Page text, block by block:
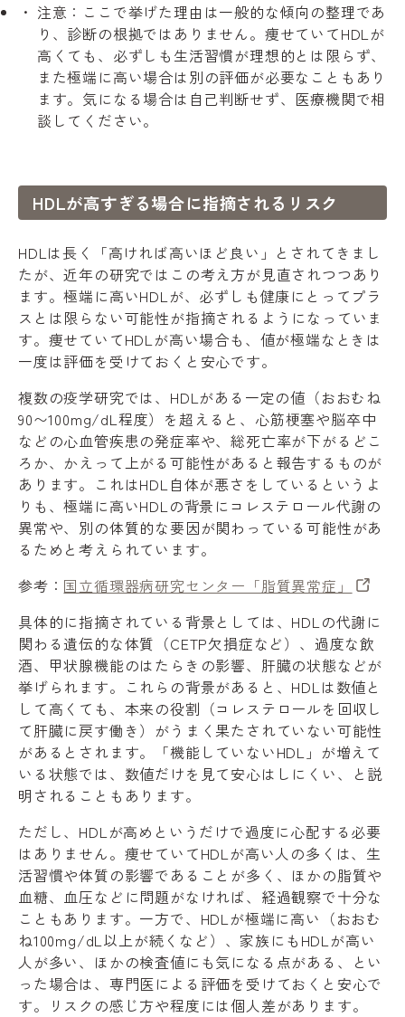
注意：ここで挙げた理由は一般的な傾向の整理であ
り、診断の根拠ではありません。痩せていてHDLが
高くても、必ずしも生活習慣が理想的とは限らず、
また極端に高い場合は別の評価が必要なこともあり
ます。気になる場合は自己判断せず、医療機関で相
談してください。
HDLが高すぎる場合に指摘されるリスク
HDLは長く「高ければ高いほど良い」とされてきまし
たが、近年の研究ではこの考え方が見直されつつあり
ます。極端に高いHDLが、必ずしも健康にとってプラ
スとは限らない可能性が指摘されるようになっていま
す。痩せていてHDLが高い場合も、値が極端なときは
一度は評価を受けておくと安心です。
複数の疫学研究では、HDLがある一定の値（おおむね
90〜100mg/dL程度）を超えると、心筋梗塞や脳卒中
などの心血管疾患の発症率や、総死亡率が下がるどこ
ろか、かえって上がる可能性があると報告するものが
あります。これはHDL自体が悪さをしているというよ
りも、極端に高いHDLの背景にコレステロール代謝の
異常や、別の体質的な要因が関わっている可能性があ
るためと考えられています。
参考： 国立循環器病研究センター「脂質異常症」
具体的に指摘されている背景としては、HDLの代謝に
関わる遺伝的な体質（CETP欠損症など）、過度な飲
酒、甲状腺機能のはたらきの影響、肝臓の状態などが
挙げられます。これらの背景があると、HDLは数値と
して高くても、本来の役割（コレステロールを回収し
て肝臓に戻す働き）がうまく果たされていない可能性
があるとされます。「機能していないHDL」が増えて
いる状態では、数値だけを見て安心はしにくい、と説
明されることもあります。
ただし、HDLが高めというだけで過度に心配する必要
はありません。痩せていてHDLが高い人の多くは、生
活習慣や体質の影響であることが多く、ほかの脂質や
血糖、血圧などに問題がなければ、経過観察で十分な
こともあります。一方で、HDLが極端に高い（おおむ
ね100mg/dL以上が続くなど）、家族にもHDLが高い
人が多い、ほかの検査値にも気になる点がある、とい
った場合は、専門医による評価を受けておくと安心で
す。リスクの感じ方や程度には個人差があります。